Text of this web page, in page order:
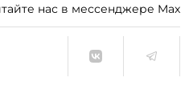
нас в мессенджере Max